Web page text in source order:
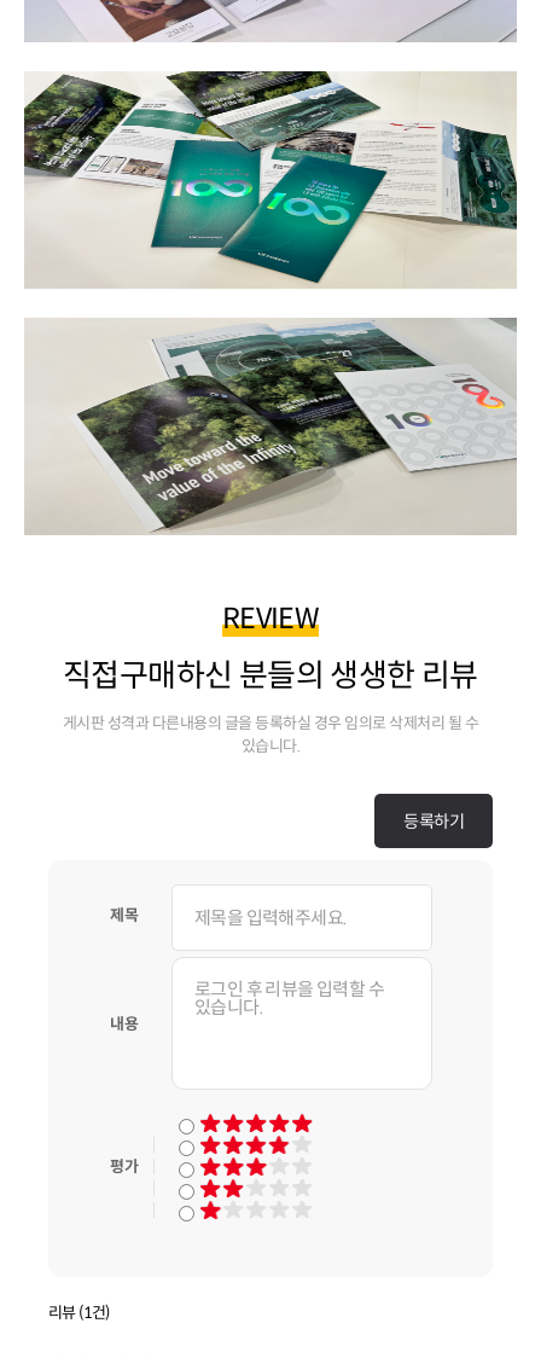
REVIEW
직접구매하신 분들의 생생한 리뷰
게시판 성격과 다른내용의 글을 등록하실 경우 임의로 삭제처리 될 수
있습니다.
제목
내용
평가
리뷰 (1건)